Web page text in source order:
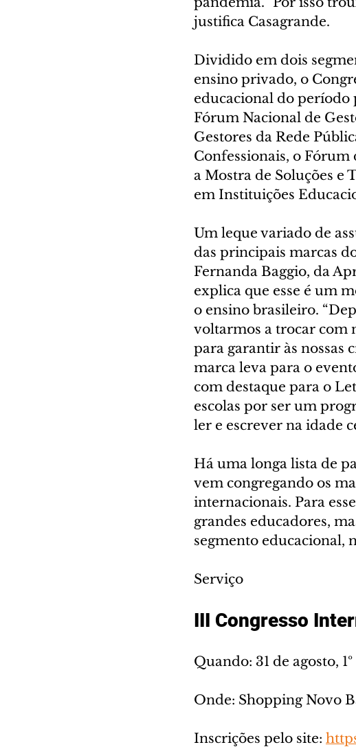
justifica Casagrande.
Dividido em dois
ensino privado, o
educacional do período
Fórum Nacional de
Gestores da Rede
Confessionais, o
a Mostra de Soluções e
em Instituições
Um leque variado de
das principais marcas
Fernanda Baggio, da
explica que esse é um
o ensino brasileiro.
voltarmos a trocar com
para garantir às nossas
marca leva para o
com destaque para o
escolas por ser um
ler e escrever na idade
Há uma longa lista de
vem congregando os
internacionais. Para
grandes educadores,
segmento educacional,
Serviço
III Congresso
Quando: 31 de agosto,
Onde: Shopping Novo
Inscrições pelo site: